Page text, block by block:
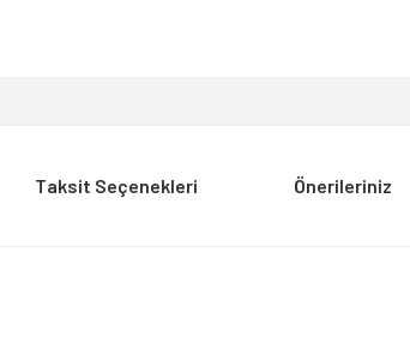
Taksit Seçenekleri Önerileriniz